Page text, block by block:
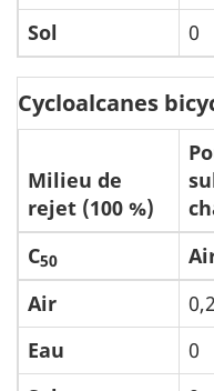
Sol
0
Cycloalcanes
Milieu de
rejet (100 %)
C50
Air
0,2
Eau
0